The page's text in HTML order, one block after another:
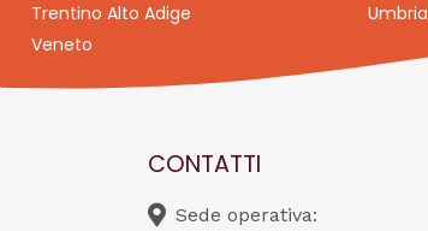
Trentino Alto Adige
Umbria
Veneto
CONTATTI
Sede operativa: